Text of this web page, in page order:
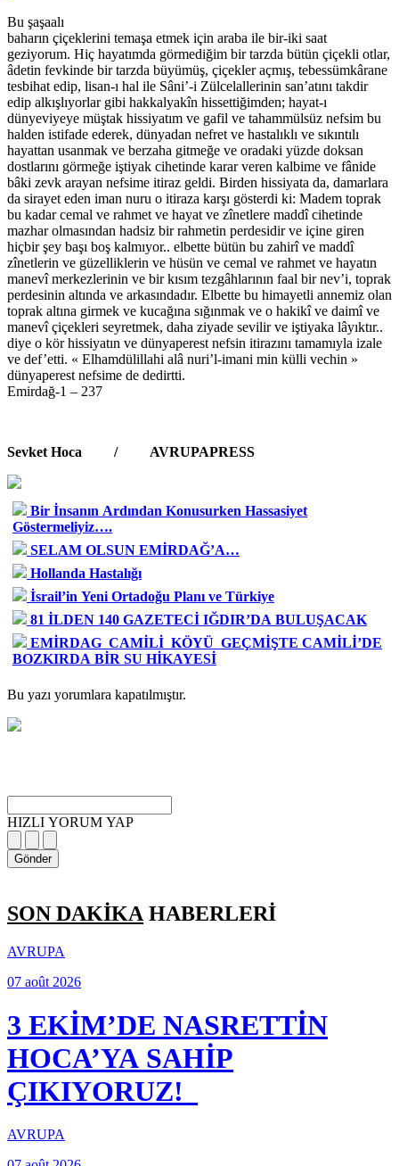
Bu şaşaalı
baharın çiçeklerini temaşa etmek için araba ile bir-iki saat
geziyorum. Hiç hayatımda görmediğim bir tarzda bütün çiçekli otlar,
âdetin fevkinde bir tarzda büyümüş, çiçekler açmış, tebessümkârane
tesbihat edip, lisan-ı hal ile Sâni’-i Zülcelallerinin san’atını takdir
edip alkışlıyorlar gibi hakkalyakîn hissettiğimden; hayat-ı
dünyeviyeye müştak hissiyatım ve gafil ve tahammülsüz nefsim bu
halden istifade ederek, dünyadan nefret ve hastalıklı ve sıkıntılı
hayattan usanmak ve berzaha gitmeğe ve oradaki yüzde doksan
dostlarını görmeğe iştiyak cihetinde karar veren kalbime ve fânide
bâki zevk arayan nefsime itiraz geldi. Birden hissiyata da, damarlara
da sirayet eden iman nuru o itiraza karşı gösterdi ki: Madem toprak
bu kadar cemal ve rahmet ve hayat ve zînetlere maddî cihetinde
mazhar olmasından hadsiz bir rahmetin perdesidir ve içine giren
hiçbir şey başı boş kalmıyor.. elbette bütün bu zahirî ve maddî
zînetlerin ve güzelliklerin ve hüsün ve cemal ve rahmet ve hayatın
manevî merkezlerinin ve bir kısım tezgâhlarının faal bir nev’i, toprak
perdesinin altında ve arkasındadır. Elbette bu himayetli annemiz olan
toprak altına girmek ve kucağına sığınmak ve o hakikî ve daimî ve
manevî çiçekleri seyretmek, daha ziyade sevilir ve iştiyaka lâyıktır..
diye o kör hissiyatın ve dünyaperest nefsin itirazını tamamıyla izale
ve def’etti. « Elhamdülillahi alâ nuri’l-imani min külli vechin »
dünyaperest nefsime de dedirtti.
Emirdağ-1 – 237
Sevket Hoca / AVRUPAPRESS
Bir İnsanın Ardından Konusurken Hassasiyet
Göstermeliyiz….
SELAM OLSUN EMİRDAĞ’A…
Hollanda Hastalığı
İsrail’in Yeni Ortadoğu Planı ve Türkiye
81 İLDEN 140 GAZETECİ IĞDIR’DA BULUŞACAK
EMİRDAG CAMİLİ KÖYÜ GEÇMİŞTE CAMİLİ’DE
BOZKIRDA BİR SU HİKAYESİ
Bu yazı yorumlara kapatılmıştır.
HIZLI YORUM YAP
Gönder
SON DAKİKA HABERLERİ
AVRUPA
07 août 2026
3 EKİM’DE NASRETTİN
HOCA’YA SAHİP
ÇIKIYORUZ!
AVRUPA